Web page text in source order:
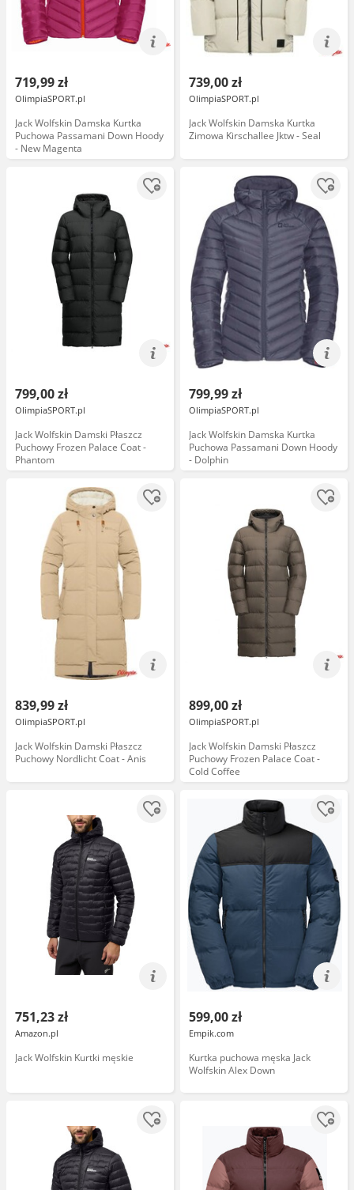
719,99 zł
OlimpiaSPORT.pl
Jack Wolfskin Damska Kurtka
Puchowa Passamani Down Hoody
- New Magenta
739,00 zł
OlimpiaSPORT.pl
Jack Wolfskin Damska Kurtka
Zimowa Kirschallee Jktw - Seal
799,00 zł
OlimpiaSPORT.pl
Jack Wolfskin Damski Płaszcz
Puchowy Frozen Palace Coat -
Phantom
799,99 zł
OlimpiaSPORT.pl
Jack Wolfskin Damska Kurtka
Puchowa Passamani Down Hoody
- Dolphin
839,99 zł
OlimpiaSPORT.pl
Jack Wolfskin Damski Płaszcz
Puchowy Nordlicht Coat - Anis
899,00 zł
OlimpiaSPORT.pl
Jack Wolfskin Damski Płaszcz
Puchowy Frozen Palace Coat -
Cold Coffee
751,23 zł
Amazon.pl
Jack Wolfskin Kurtki męskie
599,00 zł
Empik.com
Kurtka puchowa męska Jack
Wolfskin Alex Down